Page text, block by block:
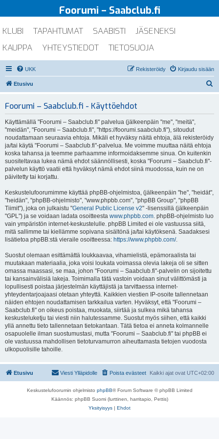
Foorumi – Saabclub.fi
KLUBI TAPAHTUMAT SAABISTI
JÄSENEKSI
KAUPPA
YHTEYSTIEDOT TIETOSUOJA
UKK Kirjaudu sisään
Rekisteröidy
Etusivu
Foorumi – Saabclub.fi - Käyttöehdot
Käyttämällä "Foorumi – Saabclub.fi" palvelua (jälkeenpäin "me", "meitä",
"meidän", "Foorumi – Saabclub.fi", "https://foorumi.saabclub.fi"), sitoudut
noudattamaan seuraavia ehtoja. Mikäli et hyväksy näitä ehtoja, älä rekisteröidy
ja/tai käytä "Foorumi – Saabclub.fi"-palvelua. Me voimme muuttaa näitä ehtoja
koska tahansa ja teemme parhaamme informoidaksemme sinua. On kuitenkin
suositeltavaa lukea nämä ehdot säännöllisesti, koska "Foorumi – Saabclub.fi"-
palvelun käyttö vaatii että hyväksyt nämä ehdot siinä muodossa, kuin ne on
päivitetty tai korjattu.
Keskustelufoorumimme käyttää phpBB-ohjelmistoa, (jälkeenpäin "he", "heidät",
"heidän", "phpBB-ohjelmisto", "www.phpbb.com", "phpBB Group", "phpBB
Tiimit"), joka on julkaistu "General Public License v2" -lisenssillä (jälkeenpäin
"GPL") ja se voidaan ladata osoitteesta www.phpbb.com. phpBB-ohjelmisto luo
vain ympäristön internet-keskustelulle. phpBB Limited ei ole vastuussa siitä,
mitä sallimme tai kiellämme sopivana sisältönä ja/tai käytöksenä. Saadaksesi
lisätietoa phpBB:stä vieraile osoitteessa: https://www.phpbb.com/.
Suostut olemaan esittämättä loukkaavaa, vihamielistä, epämoraalista tai
muutakaan materiaalia, joka voisi loukata voimassa olevia lakeja oli se sitten
omassa maassasi, se maa, johon "Foorumi – Saabclub.fi"-palvelin on sijoitettu
tai kansainvälisiä lakeja. Toimimalla tätä vastoin voidaan sinut välittömästi ja
lopullisesti poistaa järjestelmän käyttäjistä ja tarvittaessa internet-
yhteydentarjoajaasi otetaan yhteyttä. Kaikkien viestien IP-osoite tallennetaan
näiden ehtojen noudattamisen tarkkailua varten. Hyväksyt, että "Foorumi –
Saabclub.fi" on oikeus poistaa, muokata, siirtää ja sulkea mikä tahansa
keskusteluketju tai viesti niin halutessamme. Suostut myös siihen, että kaikki
yllä annettu tieto tallennetaan tietokantaan. Tätä tietoa ei anneta kolmannelle
osapuolelle ilman suostumustasi, mutta "Foorumi – Saabclub.fi" tai phpBB ei
ole vastuussa mahdollisen tietoturvamurron aiheuttamasta tietojen vuodosta
ulkopuolisille tahoille.
Etusivu Kaikki ajat ovat UTC+02:00
Poista evästeet
Viesti Ylläpidolle
Keskustelufoorumin ohjelmisto phpBB® Forum Software © phpBB Limited
Käännös: phpBB Suomi (lurttinen, harritapio, Pettis)
Yksityisyys | Ehdot